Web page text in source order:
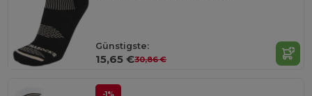
Günstigste:
15,65 €30,86 €